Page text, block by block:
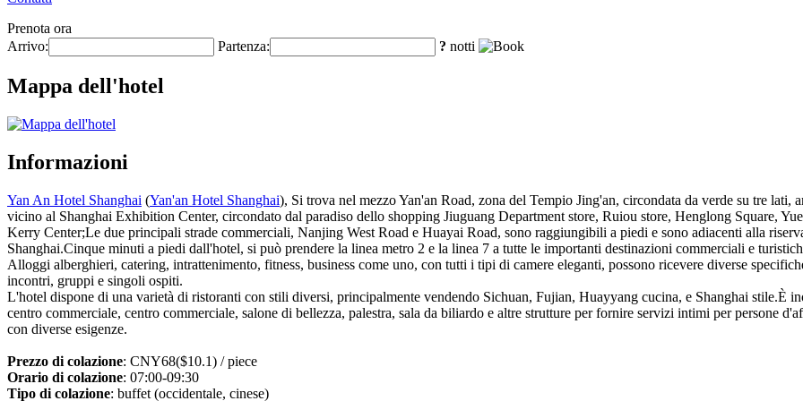
Prenota ora
Arrivo:
Partenza: ? notti
Mappa dell'hotel
Informazioni
Yan An Hotel Shanghai (Yan'an Hotel Shanghai), Si trova nel mezzo Yan'an Road, zona del Tempio Jing'an, circondata da verde su tre lati,
vicino al Shanghai Exhibition Center, circondato dal paradiso dello shopping Jiuguang Department store, Ruiou store, Henglong Square,
Kerry Center;Le due principali strade commerciali, Nanjing West Road e Huayai Road, sono raggiungibili a piedi e sono adiacenti alla
Shanghai.Cinque minuti a piedi dall'hotel, si può prendere la linea metro 2 e la linea 7 a tutte le importanti destinazioni commerciali e
Alloggi alberghieri, catering, intrattenimento, fitness, business come uno, con tutti i tipi di camere eleganti, possono ricevere diverse
incontri, gruppi e singoli ospiti.
L'hotel dispone di una varietà di ristoranti con stili diversi, principalmente vendendo Sichuan, Fujian, Huayyang cucina, e Shanghai stile.È
centro commerciale, centro commerciale, salone di bellezza, palestra, sala da biliardo e altre strutture per fornire servizi intimi per persone
con diverse esigenze.
Prezzo di colazione: CNY68($10.1) / piece
Orario di colazione: 07:00-09:30
Tipo di colazione: buffet (occidentale, cinese)